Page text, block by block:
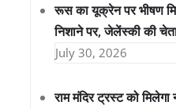
रूस का यूक्रेन पर भीषण
निशाने पर, जेलेंस्की की
July 30, 2026
राम मंदिर ट्रस्ट को